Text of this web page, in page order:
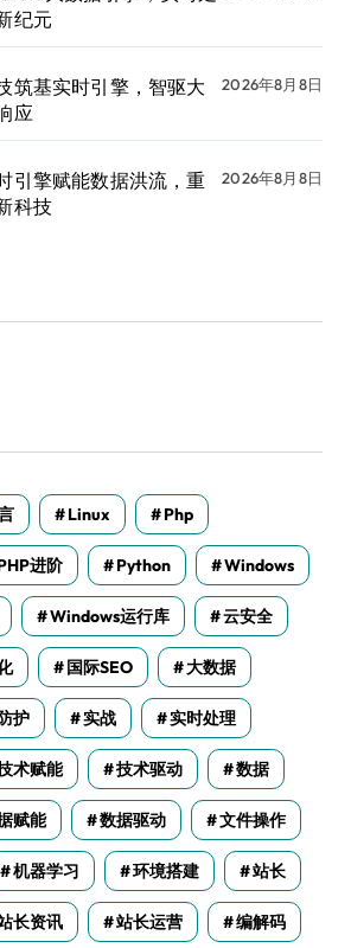
纪元
筑基实时引擎，智驱大
应
2026年8月8日
引擎赋能数据洪流，重
科技
2026年8月8日
Linux Php
进阶 Python Windows
Windows运行库 云安全
国际SEO 大数据
护 实战 实时处理
术赋能 技术驱动 数据
赋能 数据驱动 文件操作
机器学习 环境搭建 站长
长资讯 站长运营 编解码